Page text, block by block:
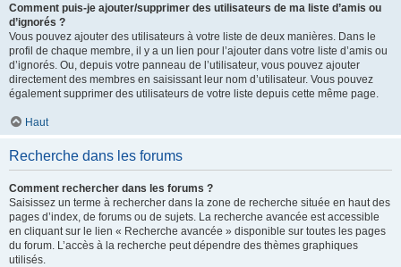
Comment puis-je ajouter/supprimer des utilisateurs de ma liste d’amis ou
d’ignorés ?
Vous pouvez ajouter des utilisateurs à votre liste de deux manières. Dans le
profil de chaque membre, il y a un lien pour l’ajouter dans votre liste d’amis ou
d’ignorés. Ou, depuis votre panneau de l’utilisateur, vous pouvez ajouter
directement des membres en saisissant leur nom d’utilisateur. Vous pouvez
également supprimer des utilisateurs de votre liste depuis cette même page.
Haut
Recherche dans les forums
Comment rechercher dans les forums ?
Saisissez un terme à rechercher dans la zone de recherche située en haut des
pages d’index, de forums ou de sujets. La recherche avancée est accessible
en cliquant sur le lien « Recherche avancée » disponible sur toutes les pages
du forum. L’accès à la recherche peut dépendre des thèmes graphiques
utilisés.